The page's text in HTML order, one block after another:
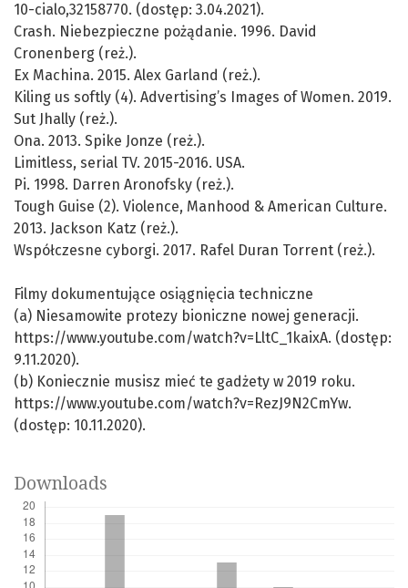
10-cialo,32158770. (dostęp: 3.04.2021).
Crash. Niebezpieczne pożądanie. 1996. David
Cronenberg (reż.).
Ex Machina. 2015. Alex Garland (reż.).
Kiling us softly (4). Advertising’s Images of Women. 2019.
Sut Jhally (reż.).
Ona. 2013. Spike Jonze (reż.).
Limitless, serial TV. 2015-2016. USA.
Pi. 1998. Darren Aronofsky (reż.).
Tough Guise (2). Violence, Manhood & American Culture.
2013. Jackson Katz (reż.).
Współczesne cyborgi. 2017. Rafel Duran Torrent (reż.).
Filmy dokumentujące osiągnięcia techniczne
(a) Niesamowite protezy bioniczne nowej generacji.
https://www.youtube.com/watch?v=LltC_1kaixA. (dostęp:
9.11.2020).
(b) Koniecznie musisz mieć te gadżety w 2019 roku.
https://www.youtube.com/watch?v=RezJ9N2CmYw.
(dostęp: 10.11.2020).
Downloads